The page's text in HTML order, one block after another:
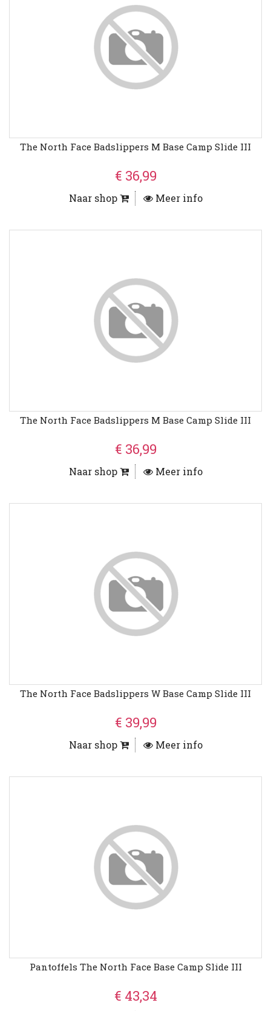
The North Face Badslippers M Base Camp Slide III
€ 36,99
Naar shop Meer info
The North Face Badslippers M Base Camp Slide III
€ 36,99
Naar shop Meer info
The North Face Badslippers W Base Camp Slide III
€ 39,99
Naar shop Meer info
Pantoffels The North Face Base Camp Slide III
€ 43,34